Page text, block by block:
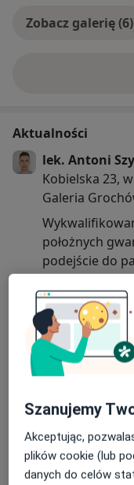
Zobacz galerię (6)
Aktualności
lek. Antoni
Kobielska 23,
Galeria
położnych
podejście do
profilaktyki i
na najwyższym
promocji
wybiorą
etapie będą
Wszystkich
troski o
Serdecznie
Dowiedz się
26/06/2026
Szanujemy
Akceptując,
plików cookie (lub
danych do celów